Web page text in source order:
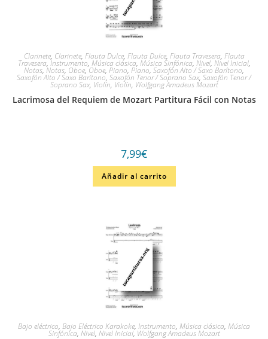
Clarinete, Clarinete, Flauta Dulce, Flauta Dulce, Flauta Travesera, Flauta
Travesera, Instrumento, Música clásica, Música Sinfónica, Nivel, Nivel Inicial,
Notas, Notas, Oboe,Oboe, Piano, Piano, Saxofón Alto / Saxo Barítono,
Saxofón Alto / Saxo Barítono, Saxofón Tenor / Soprano Sax, Saxofón Tenor /
Soprano Sax, Violín, Violín, Wolfgang Amadeus Mozart
Lacrimosa del Requiem de Mozart Partitura Fácil con Notas
7,99€
Añadir al carrito
Bajo eléctrico, Bajo Eléctrico Karakoke, Instrumento, Música clásica, Música
Sinfónica, Nivel, Nivel Inicial, Wolfgang Amadeus Mozart